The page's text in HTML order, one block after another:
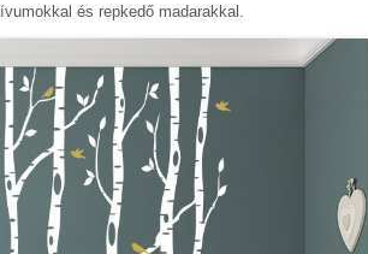
és repkedő madarakkal.